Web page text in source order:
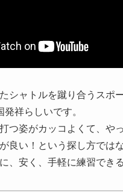
シャトルを蹴り合うスポ
祥らしいです。
つ姿がカッコよくて、や
良い！という探し方ではな
、安く、手軽に練習でき